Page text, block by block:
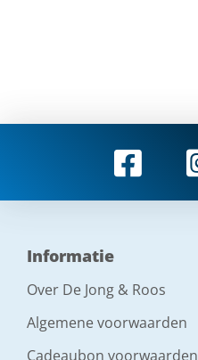
Informatie
Over De Jong & Roos
Algemene voorwaarden
Cadeaubon voorwaarden